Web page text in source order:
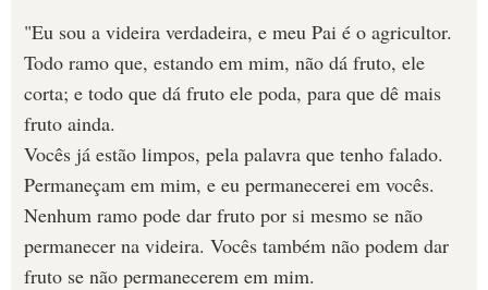
QUEM SOMOS
LOJA BÍBLIAON
"Eu sou a videira verdadeira, e meu Pai é o agricultor.
Todo ramo que, estando em mim, não dá fruto, ele
corta; e todo que dá fruto ele poda, para que dê mais
fruto ainda.
Vocês já estão limpos, pela palavra que tenho falado.
Permaneçam em mim, e eu permanecerei em vocês.
Nenhum ramo pode dar fruto por si mesmo se não
permanecer na videira. Vocês também não podem dar
fruto se não permanecerem em mim.